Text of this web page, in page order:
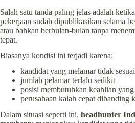
Salah satu tanda paling jelas adalah
pekerjaan sudah dipublikasikan selama
atau bahkan berbulan-bulan tanpa
tepat.
Biasanya kondisi ini terjadi karena:
kandidat yang melamar tidak sesuai
jumlah pelamar terlalu sedikit
posisi membutuhkan keahlian
perusahaan kalah cepat dibanding
Dalam situasi seperti ini, headhunter